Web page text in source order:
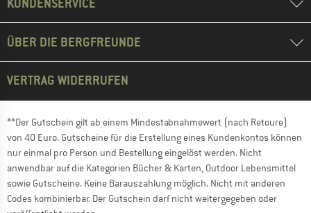
KUNDENSERVICE
ÜBER DIE BERGFREUNDE
VERTRAG WIDERRUFEN
**Der Gutschein gilt ab einem Mindestabnahmewert (nach Retoure)
von 40 Euro. Gutscheine für die Erstellung eines Kundenkontos können
nur einmal pro Person und Bestellung eingelöst werden. Nicht
anwendbar auf die Kategorien Bücher & Karten, Outdoor Lebensmittel
sowie Gutscheine. Keine Barauszahlung möglich. Nicht mit anderen
Codes kombinierbar. Der Gutschein darf nicht weitergegeben oder